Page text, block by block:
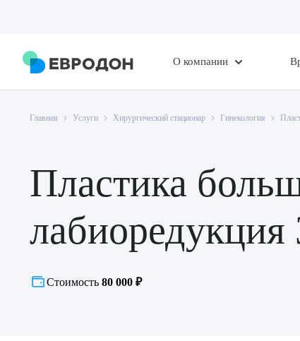
О компании
Главная Услуги Хирургический стационар Гинекология
Пластика
лабиоредукция
Стоимость 80 000 ₽